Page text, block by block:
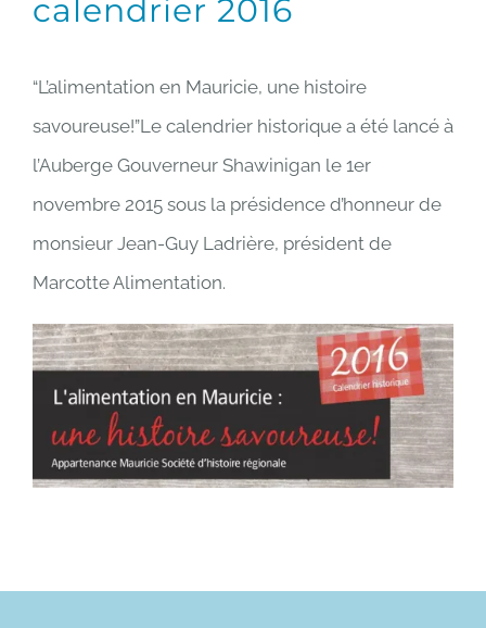
calendrier 2016
“L’alimentation en Mauricie, une histoire
savoureuse!”Le calendrier historique a été lancé à
l’Auberge Gouverneur Shawinigan le 1er
novembre 2015 sous la présidence d’honneur de
monsieur Jean-Guy Ladrière, président de
Marcotte Alimentation.